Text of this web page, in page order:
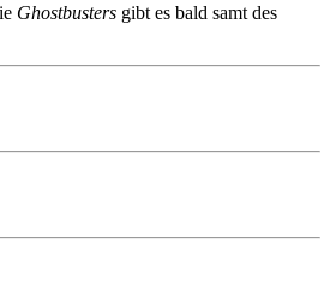
Ghostbusters gibt es bald samt des